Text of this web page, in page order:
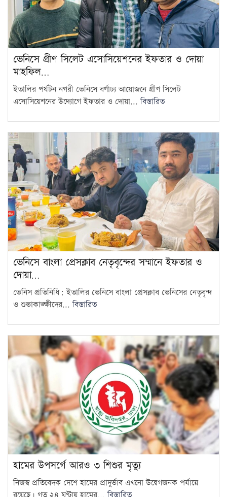
ভেনিসে গ্রীণ সিলেট এসোসিয়েশনের ইফতার ও দোয়া
মাহফিল…
ইতালির পর্যটন নগরী ভেনিসে বর্ণাঢ্য আয়োজনে গ্রীণ সিলেট
এসোসিয়েশনের উদ্যোগে ইফতার ও দোয়া...বিস্তারিত
ভেনিসে বাংলা প্রেসক্লাব নেতৃবৃন্দের সম্মানে ইফতার ও
দোয়া…
ভেনিস প্রতিনিধি: ইতালির ভেনিসে বাংলা প্রেসক্লাব ভেনিসের নেতৃবৃন্দ
ও শুভাকাঙ্ক্ষীদের...বিস্তারিত
হামের উপসর্গে আরও ৩ শিশুর মৃত্যু
নিজস্ব প্রতিবেদক দেশে হামের প্রাদুর্ভাব এখনো উদ্বেগজনক পর্যায়ে